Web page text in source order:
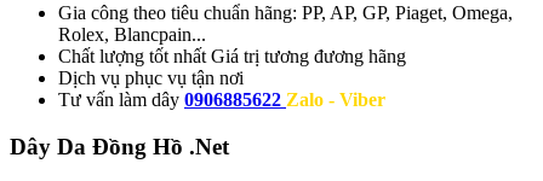
Gia công theo tiêu chuẩn hãng: PP, AP, GP, Piaget, Omega,
Rolex, Blancpain...
Chất lượng tốt nhất Giá trị tương đương hãng
Dịch vụ phục vụ tận nơi
Tư vấn làm dây 0906885622 Zalo - Viber
Dây Da Đồng Hồ .Net